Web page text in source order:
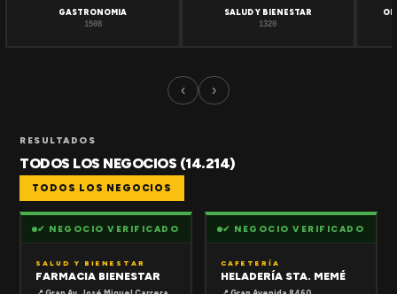
GASTRONOMIA
1508
SALUD Y BIENESTAR
1320
‹ ›
RESULTADOS
TODOS LOS NEGOCIOS (14.214)
TODOS LOS NEGOCIOS
✔ NEGOCIO VERIFICADO
SALUD Y BIENESTAR
FARMACIA BIENESTAR
✔ NEGOCIO VERIFICADO
CAFETERÍA
HELADERÍA STA. MEMÉ